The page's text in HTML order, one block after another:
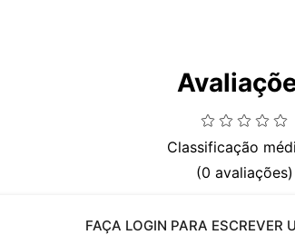
Classificação
(0 avaliações)
FAÇA LOGIN PARA ESCREVER